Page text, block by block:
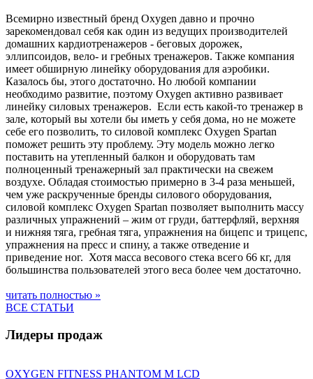
Всемирно известный бренд Oxygen давно и прочно
зарекомендовал себя как один из ведущих производителей
домашних кардиотренажеров - беговых дорожек,
эллипсоидов, вело- и гребных тренажеров. Также компания
имеет обширную линейку оборудования для аэробики.
Казалось бы, этого достаточно. Но любой компании
необходимо развитие, поэтому Oxygen активно развивает
линейку силовых тренажеров. Если есть какой-то тренажер в
зале, который вы хотели бы иметь у себя дома, но не можете
себе его позволить, то силовой комплекс Oxygen Spartan
поможет решить эту проблему. Эту модель можно легко
поставить на утепленный балкон и оборудовать там
полноценный тренажерный зал практически на свежем
воздухе. Обладая стоимостью примерно в 3-4 раза меньшей,
чем уже раскрученные бренды силового оборудования,
силовой комплекс Oxygen Spartan позволяет выполнить массу
различных упражнений – жим от груди, баттерфляй, верхняя
и нижняя тяга, гребная тяга, упражнения на бицепс и трицепс,
упражнения на пресс и спину, а также отведение и
приведение ног. Хотя масса весового стека всего 66 кг, для
большинства пользователей этого веса более чем достаточно.
читать полностью »
ВСЕ СТАТЬИ
Лидеры продаж
OXYGEN FITNESS PHANTOM M LCD